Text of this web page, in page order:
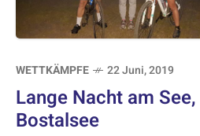
WETTKÄMPFE 22 Juni, 2019
Lange Nacht am
Bostalsee